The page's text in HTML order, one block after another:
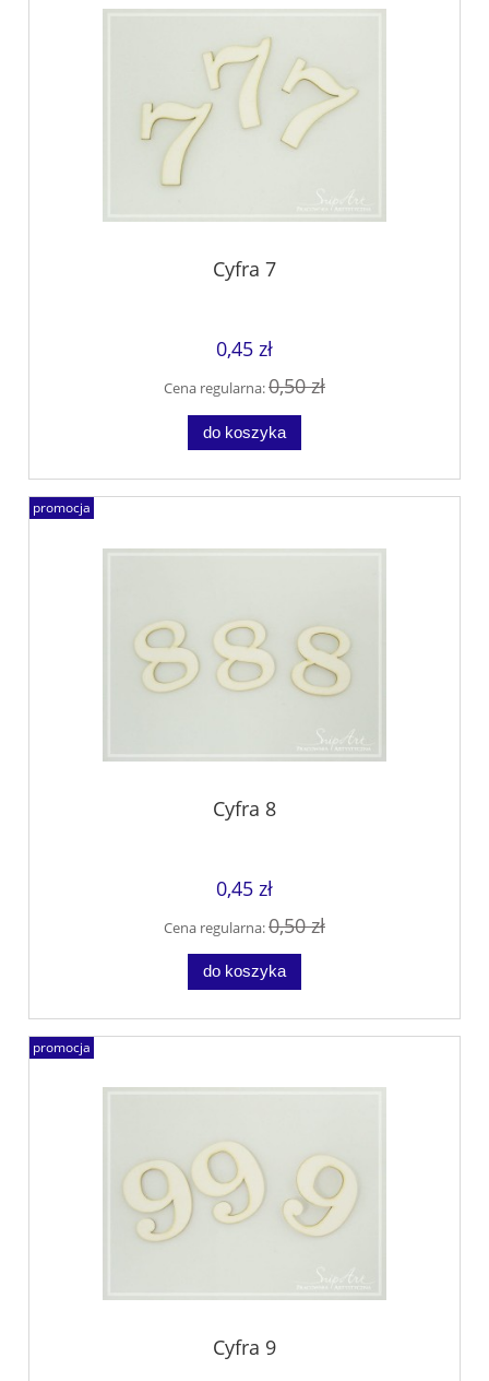
Cyfra 7
0,45 zł
Cena regularna:0,50 zł
do koszyka
Cyfra 8
0,45 zł
Cena regularna:0,50 zł
do koszyka
promocja
Cyfra 9
promocja